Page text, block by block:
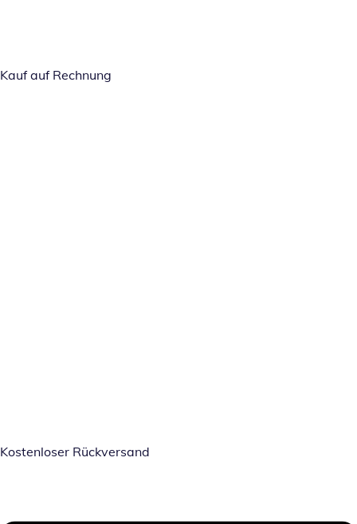
Kauf auf Rechnung
Kostenloser Rückversand